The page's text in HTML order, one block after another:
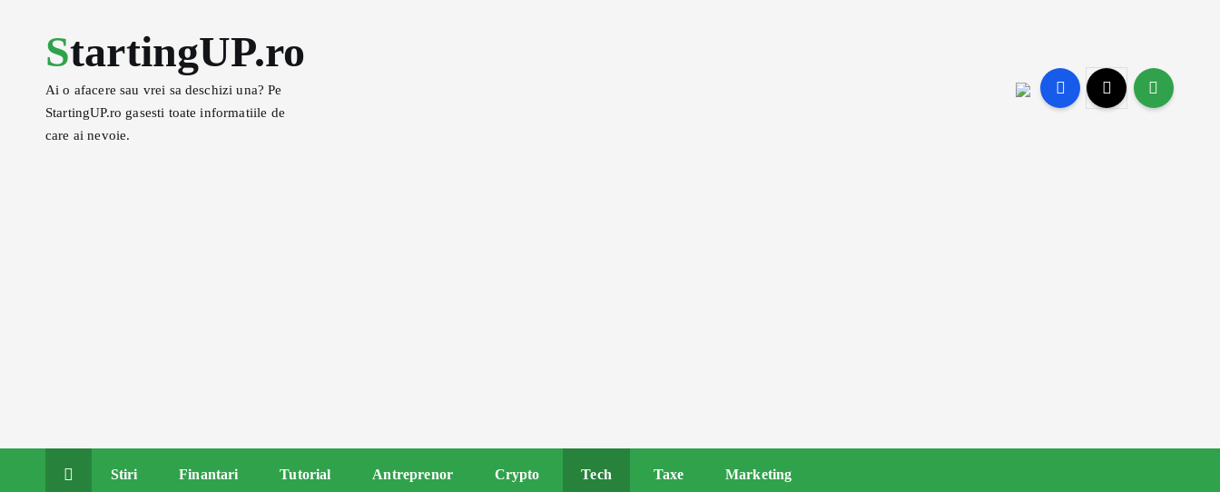
StartingUP.ro
Ai o afacere sau vrei sa deschizi una? Pe
StartingUP.ro gasesti toate informatiile de
care ai nevoie.
Stiri Finantari Tutorial Antreprenor Crypto Tech Taxe Marketing